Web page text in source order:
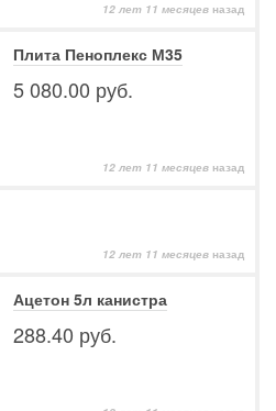
12 лет 11 месяцев назад
Плита Пеноплекс М35
5 080.00 руб.
12 лет 11 месяцев назад
12 лет 11 месяцев назад
Ацетон 5л канистра
288.40 руб.